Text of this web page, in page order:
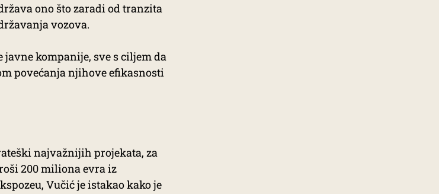
ono što zaradi od tranzita
vozova.
javne kompanije, sve s ciljem da
povećanja njihove efikasnosti
najvažnijih projekata, za
200 miliona evra iz
Vučić je istakao kako je